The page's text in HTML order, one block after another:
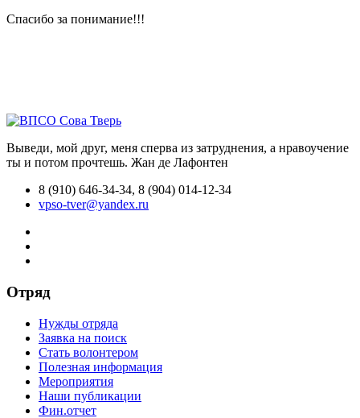
Спасибо за понимание!!!
Выведи, мой друг, меня сперва из затруднения, а нравоучение
ты и потом прочтешь. Жан де Лафонтен
8 (910) 646-34-34, 8 (904) 014-12-34
vpso-tver@yandex.ru
Отряд
Нужды отряда
Заявка на поиск
Стать волонтером
Полезная информация
Мероприятия
Наши публикации
Фин.отчет